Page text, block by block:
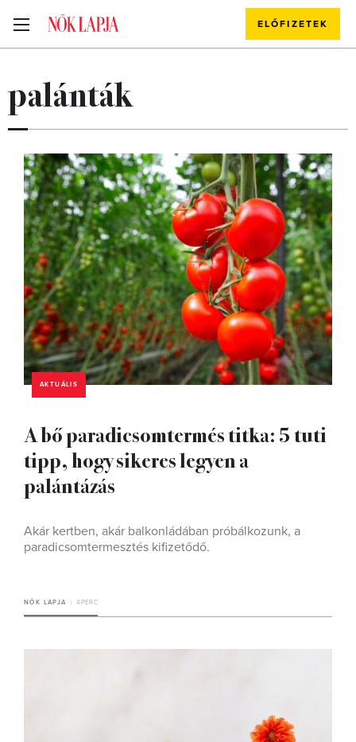
ELŐFIZETEK
palánták
AKTUÁLIS
A bő paradicsomtermés titka: 5 tuti
tipp, hogy sikeres legyen a
palántázás
Akár kertben, akár balkonládában próbálkozunk, a
paradicsomtermesztés kifizetődő.
NŐK LAPJA 4 PERC